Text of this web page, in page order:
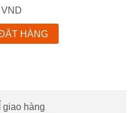
VND
HÀNG
giao hàng